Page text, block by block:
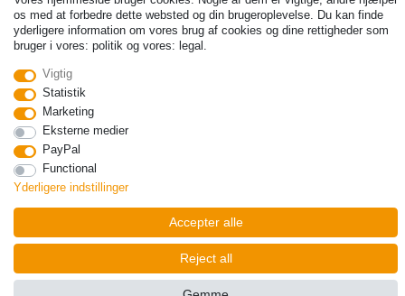
VAT Basic prices see article detail | * Applies to deliveries to the UK!
Withdraw from contract here
os med at forbedre dette websted og din brugeroplevelse. Du kan finde
yderligere information om vores brug af cookies og dine rettigheder som
bruger i vores: politik og vores: legal.
Vigtig
Statistik
Marketing
Eksterne medier
PayPal
Functional
Yderligere indstillinger
Accepter alle
Reject all